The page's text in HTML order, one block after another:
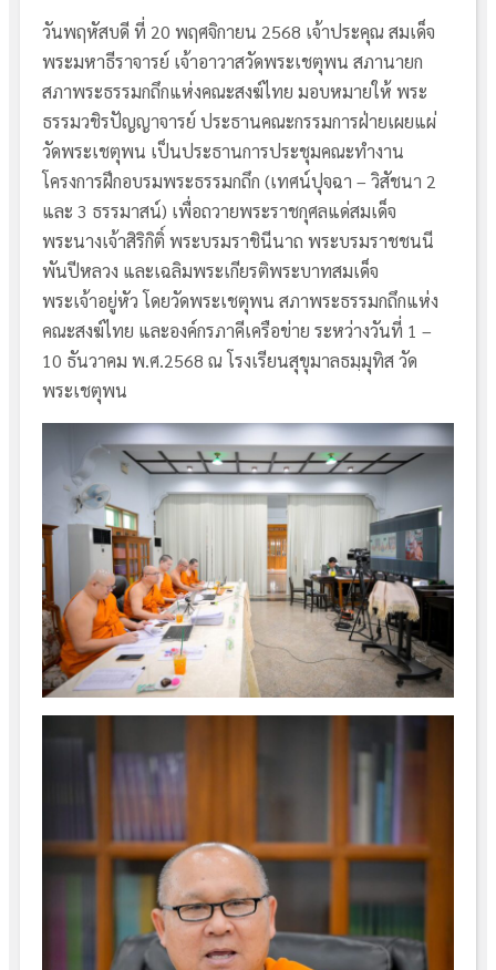
วันพฤหัสบดี ที่ 20 พฤศจิกายน 2568 เจ้าประคุณ สมเด็จ
พระมหาธีราจารย์ เจ้าอาวาสวัดพระเชตุพน สภานายก
สภาพระธรรมกถึกแห่งคณะสงฆ์ไทย มอบหมายให้ พระ
ธรรมวชิรปัญญาจารย์ ประธานคณะกรรมการฝ่ายเผยแผ่
วัดพระเชตุพน เป็นประธานการประชุมคณะทำงาน
โครงการฝึกอบรมพระธรรมกถึก (เทศน์ปุจฉา – วิสัชนา 2
และ 3 ธรรมาสน์) เพื่อถวายพระราชกุศลแด่สมเด็จ
พระนางเจ้าสิริกิติ์ พระบรมราชินีนาถ พระบรมราชชนนี
พันปีหลวง และเฉลิมพระเกียรติพระบาทสมเด็จ
พระเจ้าอยู่หัว โดยวัดพระเชตุพน สภาพระธรรมกถึกแห่ง
คณะสงฆ์ไทย และองค์กรภาคีเครือข่าย ระหว่างวันที่ 1 –
10 ธันวาคม พ.ศ.2568 ณ โรงเรียนสุขุมาลธมฺมุทิส วัด
พระเชตุพน